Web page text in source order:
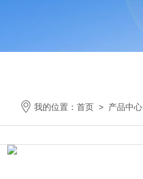
我的位置：首页 > 产品中心